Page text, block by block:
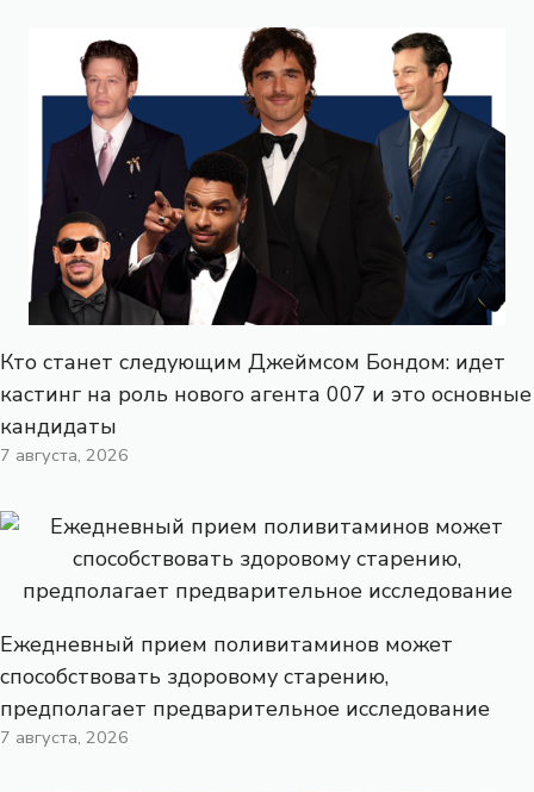
Кто станет следующим Джеймсом Бондом: идет
кастинг на роль нового агента 007 и это основные
кандидаты
7 августа, 2026
Ежедневный прием поливитаминов может
способствовать здоровому старению,
предполагает предварительное исследование
7 августа, 2026